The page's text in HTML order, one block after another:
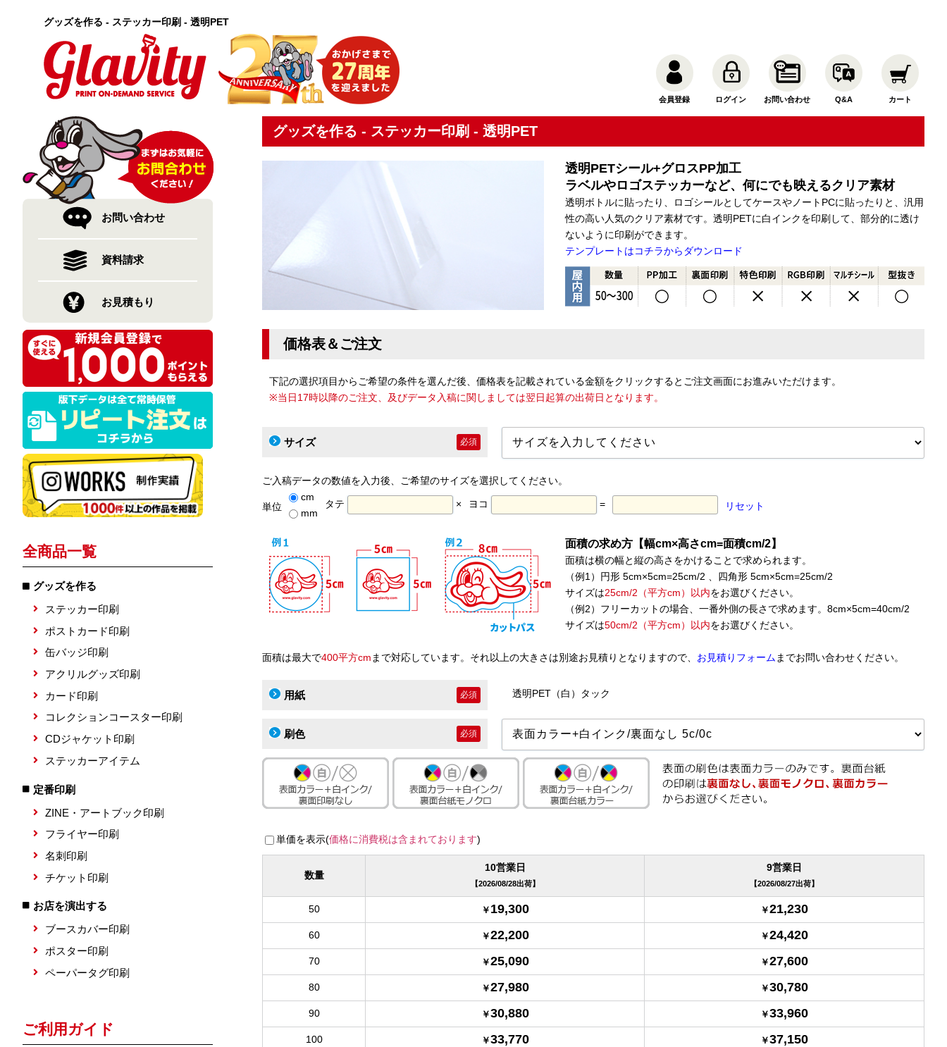
グッズを作る - ステッカー印刷 - 透明PET
会員登録 ログイン お問い合わせ Q&A カート
お問い合わせ
資料請求
お見積もり
全商品一覧
グッズを作る
ステッカー印刷
ポストカード印刷
缶バッジ印刷
アクリルグッズ印刷
カード印刷
コレクションコースター印刷
CDジャケット印刷
ステッカーアイテム
定番印刷
ZINE・アートブック印刷
フライヤー印刷
名刺印刷
チケット印刷
お店を演出する
ブースカバー印刷
ポスター印刷
ペーパータグ印刷
ご利用ガイド
グッズを作る - ステッカー印刷 - 透明PET
透明PETシール+グロスPP加工
ラベルやロゴステッカーなど、何にでも映えるクリア素材
透明ボトルに貼ったり、ロゴシールとしてケースやノートPCに貼ったりと、汎用
性の高い人気のクリア素材です。透明PETに白インクを印刷して、部分的に透け
ないように印刷ができます。
テンプレートはコチラからダウンロード
価格表＆ご注文
下記の選択項目からご希望の条件を選んだ後、価格表を記載されている金額をクリックするとご注文画面にお進みいただけます。
※当日17時以降のご注文、及びデータ入稿に関しましては翌日起算の出荷日となります。
サイズ 必須
ご入稿データの数値を入力後、ご希望のサイズを選択してください。
単位
cm
mm
タテ × ヨコ = リセット
面積の求め方【幅cm×高さcm=面積cm/2】
面積は横の幅と縦の高さをかけることで求められます。
（例1）円形 5cm×5cm=25cm/2 、四角形 5cm×5cm=25cm/2
サイズは25cm/2（平方cm）以内をお選びください。
（例2）フリーカットの場合、一番外側の長さで求めます。8cm×5cm=40cm/2
サイズは50cm/2（平方cm）以内をお選びください。
面積は最大で400平方cm まで対応しています。それ以上の大きさは別途お見積りとなりますので、 お見積りフォーム までお問い合わせください。
用紙 必須 透明PET（白）タック
刷色 必須
単価を表示(価格に消費税は含まれております)
数量
10営業日
2026/08/28出荷
9営業日
2026/08/27出荷
50 19,300 21,230
60 22,200 24,420
70 25,090 27,600
80 27,980 30,780
90 30,880 33,960
100 33,770 37,150